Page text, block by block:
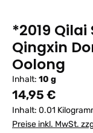
*2019 Qilai
Qingxin
Oolong
Inhalt: 10 g
Regulärer Preis:
14,95 €
Inhalt: 0.01
Preise inkl. MwSt.